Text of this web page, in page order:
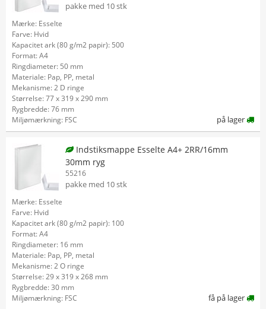
pakke med 10 stk
Mærke: Esselte
Farve: Hvid
Kapacitet ark (80 g/m2 papir): 500
Format: A4
Ringdiameter: 50 mm
Materiale: Pap, PP, metal
Mekanisme: 2 D ringe
Størrelse: 77 x 319 x 290 mm
Rygbredde: 76 mm
Miljømærkning: FSC
på lager
Indstiksmappe Esselte A4+ 2RR/16mm
30mm ryg
55216
pakke med 10 stk
Mærke: Esselte
Farve: Hvid
Kapacitet ark (80 g/m2 papir): 100
Format: A4
Ringdiameter: 16 mm
Materiale: Pap, PP, metal
Mekanisme: 2 O ringe
Størrelse: 29 x 319 x 268 mm
Rygbredde: 30 mm
Miljømærkning: FSC
få på lager